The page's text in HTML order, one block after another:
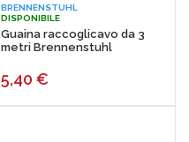
BRENNENSTUHL
DISPONIBILE
Guaina raccoglicavo da 3
metri Brennenstuhl
5,40 €